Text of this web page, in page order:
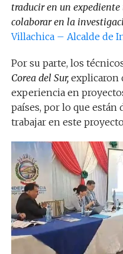
traducir en un expediente
colaborar en la
Villachica – Alcalde de
Por su parte, los
Corea del Sur, explicaron
experiencia en
países, por lo que están
trabajar en este